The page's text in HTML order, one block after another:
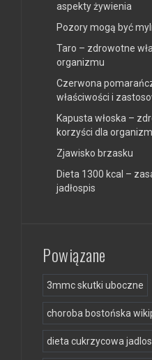
aspekty żywienia
Pozory mogą być
Taro – zdrowotne
organizmu
Czerwona
właściwości i
Kapusta włoska –
korzyści dla
Zjawisko brzasku
Dieta 1300 kcal –
jadłospis
Powiązane
3mmc skutki uboczne
choroba bostońska
dieta cukrzycowa